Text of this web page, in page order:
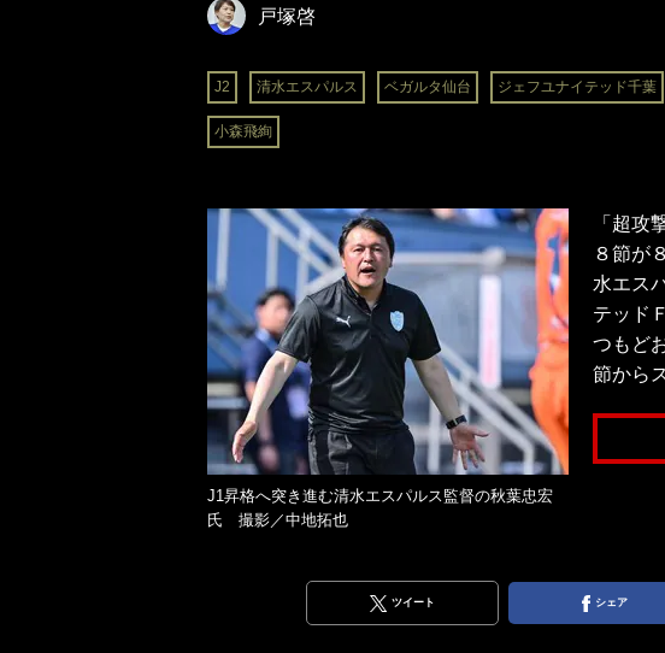
戸塚啓
J2 清水エスパルス ベガルタ仙台 ジェフユナイテッド千葉
小森飛絢
J1昇格へ突き進む清水エスパルス監督の秋葉忠宏
氏 撮影／中地拓也
「超攻
８節が
水エス
テッド
つもど
節から
ツイート シェア